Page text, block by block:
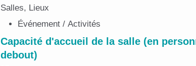
Salles, Lieux
Événement / Activités
Capacité d'accueil de la salle (en
debout)